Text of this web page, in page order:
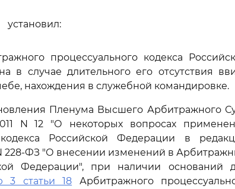
установил:
процессуального кодекса
в случае длительного его отсутствия
нахождения в служебной командировке.
Пленума Высшего Арбитражного
N 12 "О некоторых вопросах
Российской Федерации в
228-ФЗ "О внесении изменений в
Федерации", при наличии оснований
3 статьи 18 Арбитражного